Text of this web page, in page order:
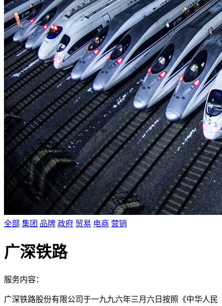
全部 集团 品牌 政府 贸易 电商 营销
广深铁路
服务内容：
广深铁路股份有限公司于一九九六年三月六日按照《中华人民